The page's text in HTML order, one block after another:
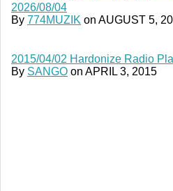
2026/08/04
By 774MUZIK on AUGUST 5,
2015/04/02 Hardonize Radio
By SANGO on APRIL 3, 2015